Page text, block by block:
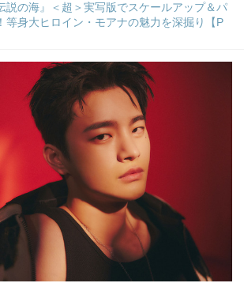
説の海』＜超＞実写版でスケールアップ＆パ
等身大ヒロイン・モアナの魅力を深掘り【P